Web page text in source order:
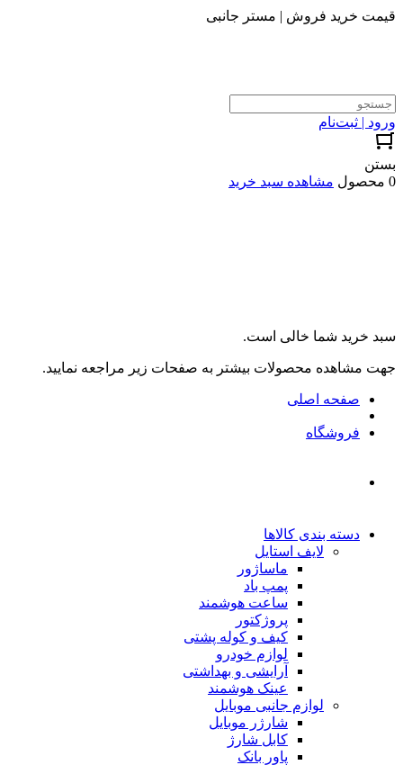
قیمت خرید فروش | مستر جانبی
ورود | ثبت‌نام
بستن
0 محصول
مشاهده سبد خرید
سبد خرید شما خالی است.
جهت مشاهده محصولات بیشتر به صفحات زیر مراجعه نمایید.
صفحه اصلی
فروشگاه
دسته بندی کالاها
لایف استایل
ماساژور
پمپ باد
ساعت هوشمند
پروژکتور
کیف و کوله پشتی
لوازم خودرو
آرایشی و بهداشتی
عینک هوشمند
لوازم جانبی موبایل
شارژر موبایل
کابل شارژ
پاور بانک